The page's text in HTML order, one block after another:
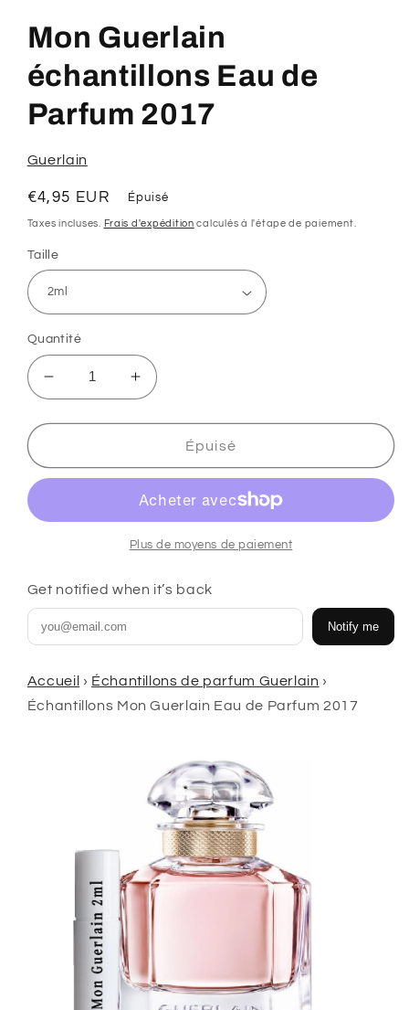
média
dans
une
fenêtre
Mon Guerlain
échantillons Eau de
Parfum 2017
Guerlain
Prix
habituel
€4,95 EUR Épuisé
Taxes incluses. Frais d'expédition calculés à l'étape de paiement.
Taille
Quantité
Réduire
la
quantité
Mon
Guerlain
échantillons
Eau
2017
Augmenter
la
quantité
Mon
échantillons
Eau
de
2017
Épuisé
Plus de moyens de paiement
Get notified when it’s back
Notify me
Accueil › Échantillons de parfum Guerlain ›
Échantillons Mon Guerlain Eau de Parfum 2017